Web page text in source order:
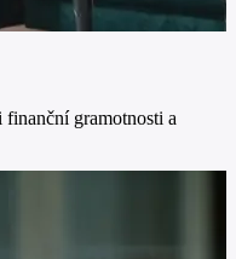
finanční gramotnosti a